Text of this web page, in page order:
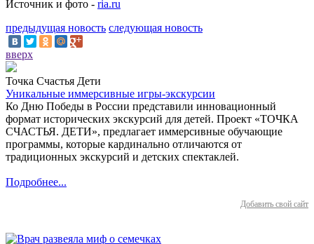
Источник и фото - ria.ru
предыдущая новость следующая новость
вверх
Точка Счастья Дети
Уникальные иммерсивные игры-экскурсии
Ко Дню Победы в России представили инновационный
формат исторических экскурсий для детей. Проект «ТОЧКА
СЧАСТЬЯ. ДЕТИ», предлагает иммерсивные обучающие
программы, которые кардинально отличаются от
традиционных экскурсий и детских спектаклей.
Подробнее...
Добавить свой сайт